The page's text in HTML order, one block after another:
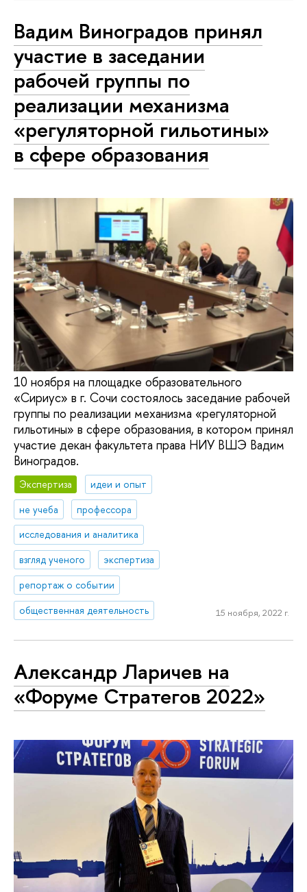
Вадим Виноградов принял
участие в заседании
рабочей группы по
реализации механизма
«регуляторной гильотины»
в сфере образования
10 ноября на площадке образовательного
«Сириус» в г. Сочи состоялось заседание рабочей
группы по реализации механизма «регуляторной
гильотины» в сфере образования, в котором принял
участие декан факультета права НИУ ВШЭ Вадим
Виноградов.
Экспертиза
идеи и опыт
не учеба
профессора
исследования и аналитика
взгляд ученого
экспертиза
репортаж о событии
общественная деятельность
15 ноября, 2022 г.
Александр Ларичев на
«Форуме Стратегов 2022»